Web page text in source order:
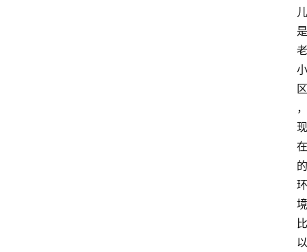
儿
是
老
小
区
，
现
在
的
环
境
比
以